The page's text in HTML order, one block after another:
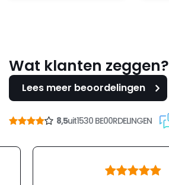
Wat klanten zeggen?
Lees meer beoordelingen
8,5uit1530 BE00RDELINGEN